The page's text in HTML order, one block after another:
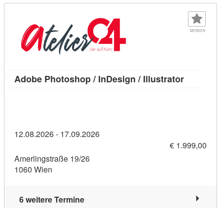
MERKEN
Adobe Photoshop / InDesign / Illustrator
12.08.2026 - 17.09.2026
€ 1.999,00
Amerlingstraße 19/26
1060 Wien
6 weitere Termine